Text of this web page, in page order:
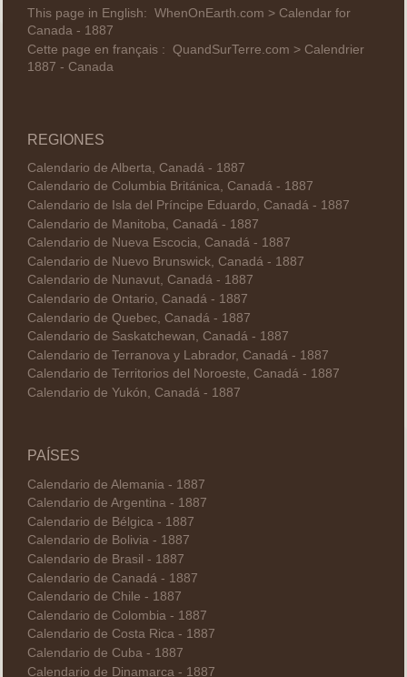
This page in English: WhenOnEarth.com > Calendar for
Canada - 1887
Cette page en français : QuandSurTerre.com > Calendrier
1887 - Canada
REGIONES
Calendario de Alberta, Canadá - 1887
Calendario de Columbia Británica, Canadá - 1887
Calendario de Isla del Príncipe Eduardo, Canadá - 1887
Calendario de Manitoba, Canadá - 1887
Calendario de Nueva Escocia, Canadá - 1887
Calendario de Nuevo Brunswick, Canadá - 1887
Calendario de Nunavut, Canadá - 1887
Calendario de Ontario, Canadá - 1887
Calendario de Quebec, Canadá - 1887
Calendario de Saskatchewan, Canadá - 1887
Calendario de Terranova y Labrador, Canadá - 1887
Calendario de Territorios del Noroeste, Canadá - 1887
Calendario de Yukón, Canadá - 1887
PAÍSES
Calendario de Alemania - 1887
Calendario de Argentina - 1887
Calendario de Bélgica - 1887
Calendario de Bolivia - 1887
Calendario de Brasil - 1887
Calendario de Canadá - 1887
Calendario de Chile - 1887
Calendario de Colombia - 1887
Calendario de Costa Rica - 1887
Calendario de Cuba - 1887
Calendario de Dinamarca - 1887